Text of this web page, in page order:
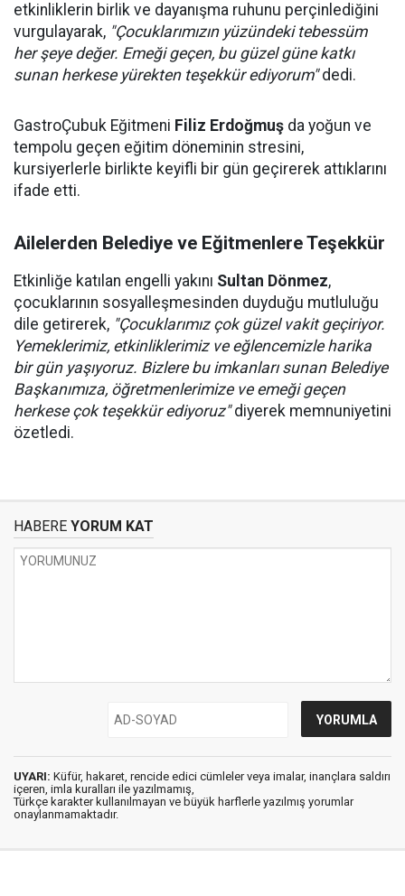
etkinliklerin birlik ve dayanışma ruhunu perçinlediğini
vurgulayarak, "Çocuklarımızın yüzündeki tebessüm
her şeye değer. Emeği geçen, bu güzel güne katkı
sunan herkese yürekten teşekkür ediyorum"dedi.
GastroÇubuk Eğitmeni Filiz Erdoğmuş da yoğun ve
tempolu geçen eğitim döneminin stresini,
kursiyerlerle birlikte keyifli bir gün geçirerek attıklarını
ifade etti.
Ailelerden Belediye ve Eğitmenlere Teşekkür
Etkinliğe katılan engelli yakını Sultan Dönmez,
çocuklarının sosyalleşmesinden duyduğu mutluluğu
dile getirerek, "Çocuklarımız çok güzel vakit geçiriyor.
Yemeklerimiz, etkinliklerimiz ve eğlencemizle harika
bir gün yaşıyoruz. Bizlere bu imkanları sunan Belediye
Başkanımıza, öğretmenlerimize ve emeği geçen
herkese çok teşekkür ediyoruz"diyerek memnuniyetini
özetledi.
HABERE YORUM KAT
UYARI: Küfür, hakaret, rencide edici cümleler veya imalar, inançlara saldırı
içeren, imla kuralları ile yazılmamış,
Türkçe karakter kullanılmayan ve büyük harflerle yazılmış yorumlar
onaylanmamaktadır.